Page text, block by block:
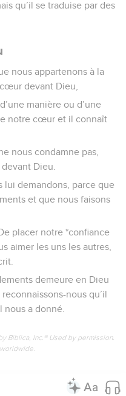
qu’il se traduise par des
nous appartenons à la
devant Dieu,
manière ou d’une
notre cœur et il connaît
nous condamne pas,
Dieu.
lui demandons, parce que
et que nous faisons
placer notre *confiance
aimer les uns les autres,
demeure en Dieu
nous qu’il
nous a donné.
Biblica, Inc.® Used by permission.